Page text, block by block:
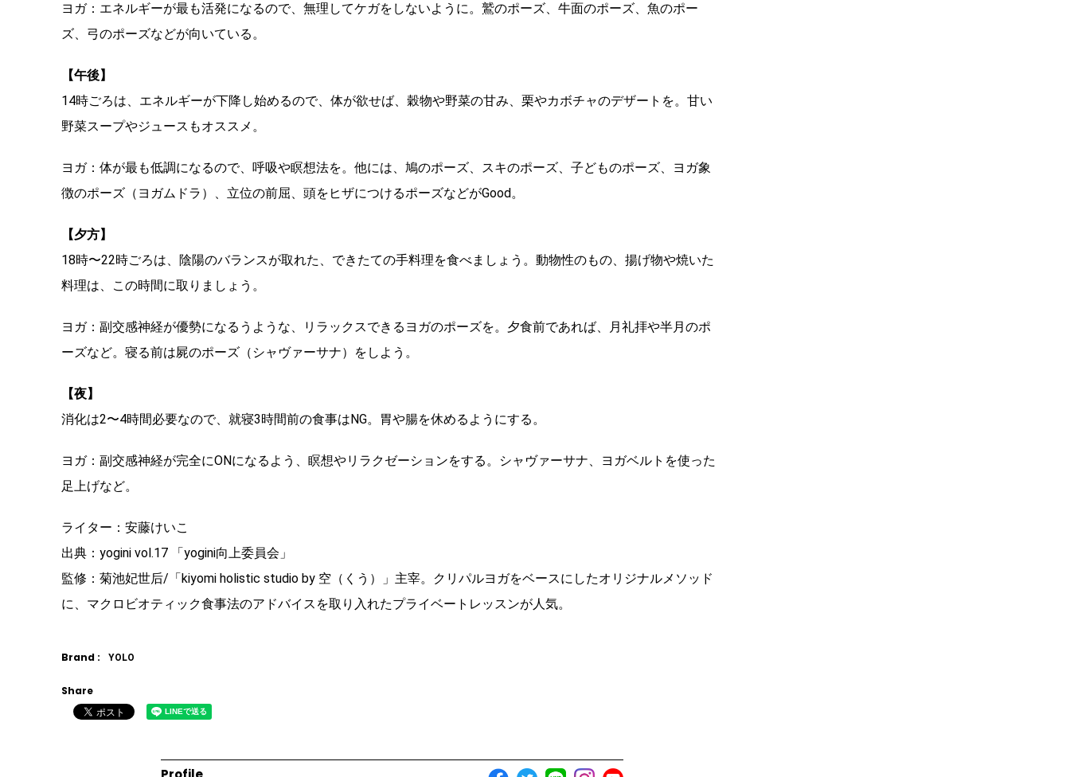
ヨガ：エネルギーが最も活発になるので、無理してケガをしないように。鷲のポーズ、牛面のポーズ、魚のポー
ズ、弓のポーズなどが向いている。
【午後】
14時ごろは、エネルギーが下降し始めるので、体が欲せば、穀物や野菜の甘み、栗やカボチャのデザートを。甘い
野菜スープやジュースもオススメ。
ヨガ：体が最も低調になるので、呼吸や瞑想法を。他には、鳩のポーズ、スキのポーズ、子どものポーズ、ヨガ象
徴のポーズ（ヨガムドラ）、立位の前屈、頭をヒザにつけるポーズなどがGood。
【夕方】
18時〜22時ごろは、陰陽のバランスが取れた、できたての手料理を食べましょう。動物性のもの、揚げ物や焼いた
料理は、この時間に取りましょう。
ヨガ：副交感神経が優勢になるうような、リラックスできるヨガのポーズを。夕食前であれば、月礼拝や半月のポ
ーズなど。寝る前は屍のポーズ（シャヴァーサナ）をしよう。
【夜】
消化は2〜4時間必要なので、就寝3時間前の食事はNG。胃や腸を休めるようにする。
ヨガ：副交感神経が完全にONになるよう、瞑想やリラクゼーションをする。シャヴァーサナ、ヨガベルトを使った
足上げなど。
ライター：安藤けいこ
出典：yogini vol.17 「yogini向上委員会」
監修：菊池妃世后/「kiyomi holistic studio by 空（くう）」主宰。クリパルヨガをベースにしたオリジナルメソッド
に、マクロビオティック食事法のアドバイスを取り入れたプライベートレッスンが人気。
Brand : YOLO
Share